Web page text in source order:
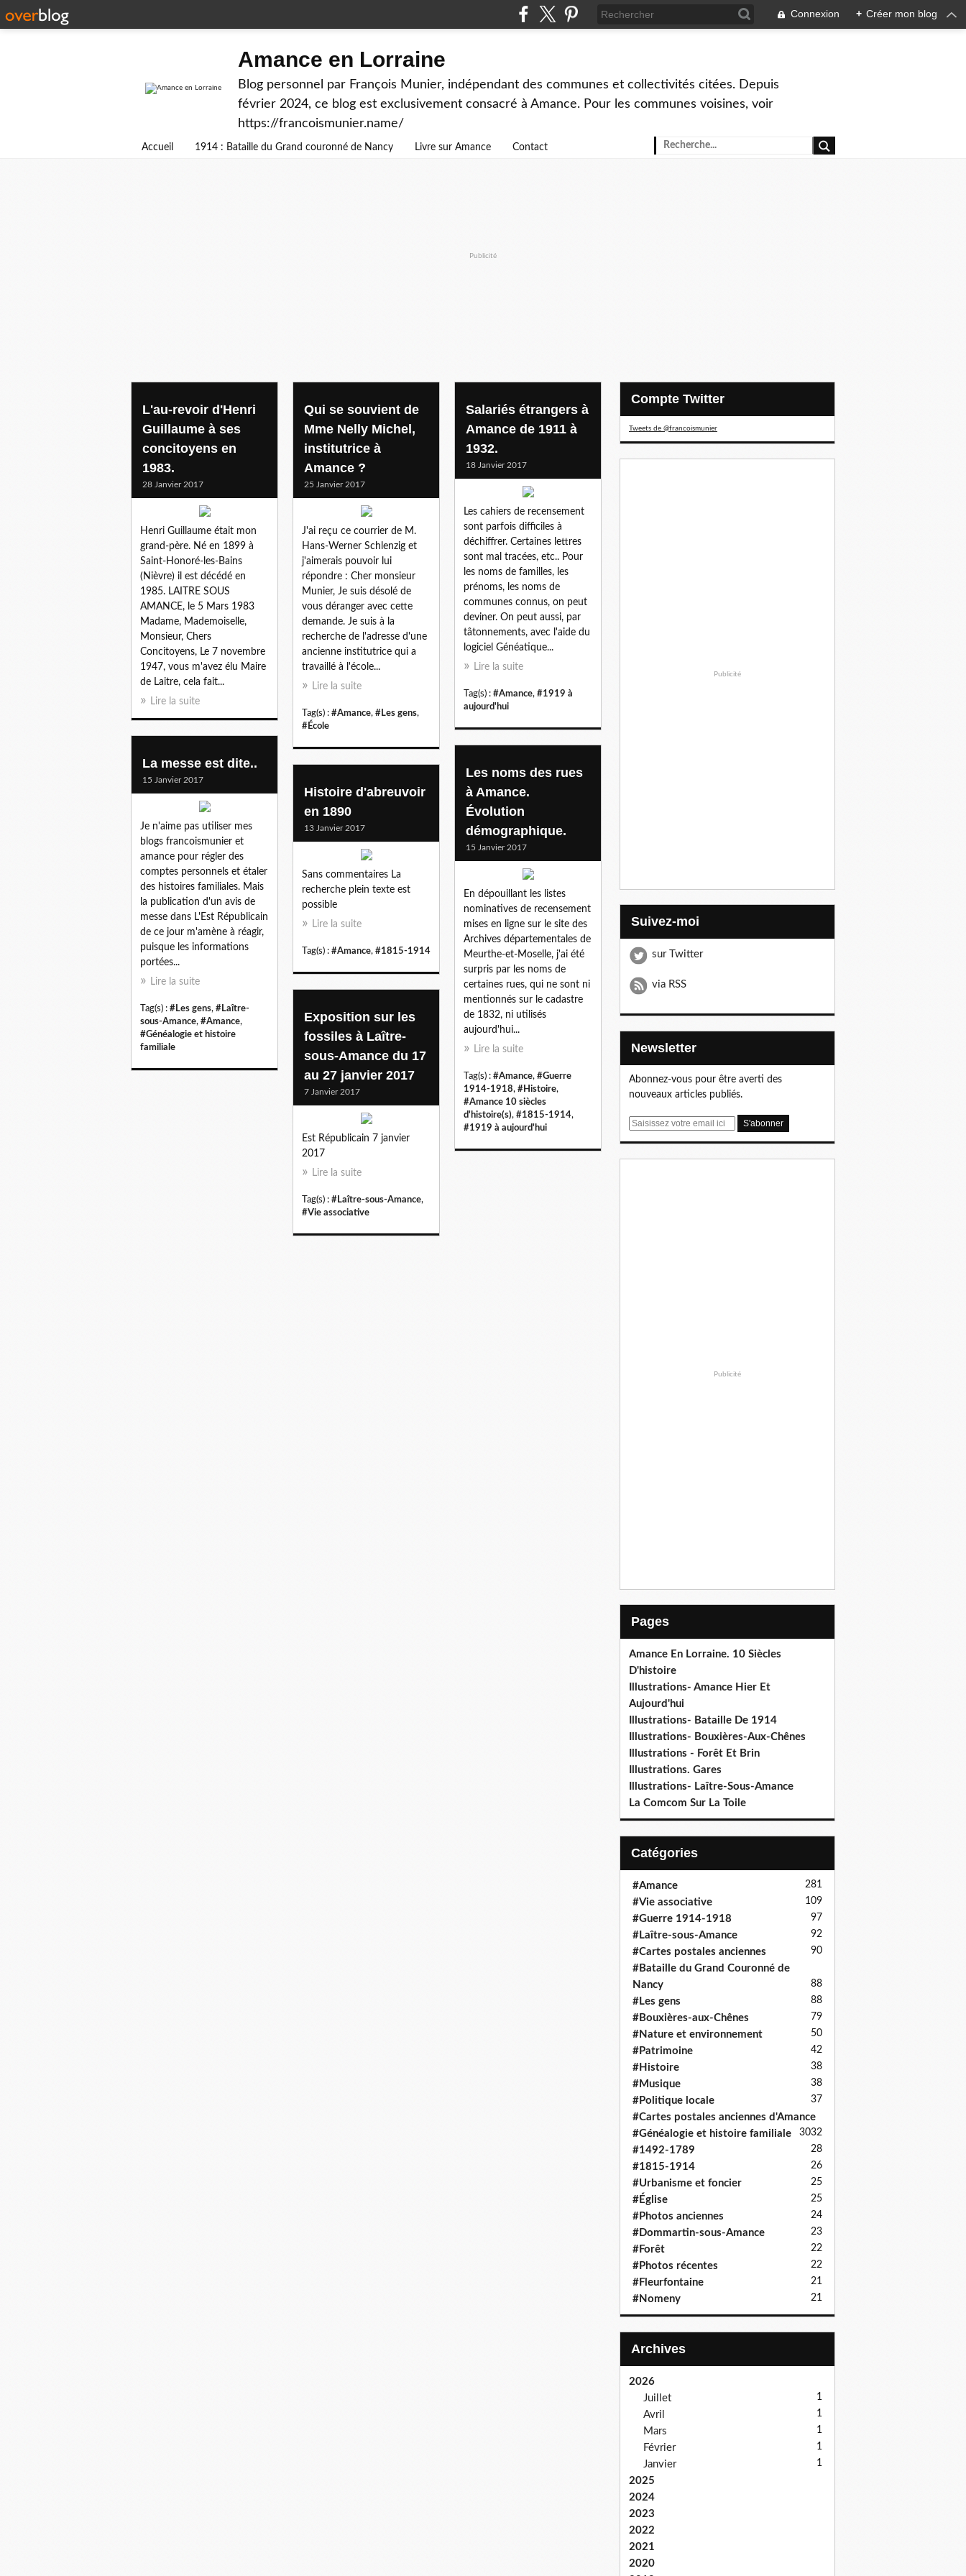
Connexion + Créer mon blog
Amance en Lorraine
Blog personnel par François Munier, indépendant des communes et collectivités citées. Depuis
février 2024, ce blog est exclusivement consacré à Amance. Pour les communes voisines, voir
https://francoismunier.name/
Accueil 1914 : Bataille du Grand couronné de Nancy Livre sur Amance Contact
Publicité
L'au-revoir d'Henri
Guillaume à ses
concitoyens en
1983.
28 Janvier 2017
Henri Guillaume était mon
grand-père. Né en 1899 à
Saint-Honoré-les-Bains
(Nièvre) il est décédé en
1985. LAITRE SOUS
AMANCE, le 5 Mars 1983
Madame, Mademoiselle,
Monsieur, Chers
Concitoyens, Le 7 novembre
1947, vous m'avez élu Maire
de Laitre, cela fait...
Lire la suite
Qui se souvient de
Mme Nelly Michel,
institutrice à
Amance ?
25 Janvier 2017
J'ai reçu ce courrier de M.
Hans-Werner Schlenzig et
j'aimerais pouvoir lui
répondre : Cher monsieur
Munier, Je suis désolé de
vous déranger avec cette
demande. Je suis à la
recherche de l'adresse d'une
ancienne institutrice qui a
travaillé à l'école...
Lire la suite
Tag(s) : #Amance, #Les gens,
#École
Salariés étrangers à
Amance de 1911 à
1932.
18 Janvier 2017
Les cahiers de recensement
sont parfois difficiles à
déchiffrer. Certaines lettres
sont mal tracées, etc.. Pour
les noms de familles, les
prénoms, les noms de
communes connus, on peut
deviner. On peut aussi, par
tâtonnements, avec l'aide du
logiciel Généatique...
Lire la suite
Tag(s) : #Amance, #1919 à
aujourd'hui
La messe est dite..
15 Janvier 2017
Je n'aime pas utiliser mes
blogs francoismunier et
amance pour régler des
comptes personnels et étaler
des histoires familiales. Mais
la publication d'un avis de
messe dans L'Est Républicain
de ce jour m'amène à réagir,
puisque les informations
portées...
Lire la suite
Tag(s) : #Les gens, #Laître-
sous-Amance, #Amance,
#Généalogie et histoire
familiale
Les noms des rues
à Amance.
Évolution
démographique.
15 Janvier 2017
En dépouillant les listes
nominatives de recensement
mises en ligne sur le site des
Archives départementales de
Meurthe-et-Moselle, j'ai été
surpris par les noms de
certaines rues, qui ne sont ni
mentionnés sur le cadastre
de 1832, ni utilisés
aujourd'hui...
Lire la suite
Tag(s) : #Amance, #Guerre
1914-1918, #Histoire,
#Amance 10 siècles
d'histoire(s), #1815-1914,
#1919 à aujourd'hui
Histoire d'abreuvoir
en 1890
13 Janvier 2017
Sans commentaires La
recherche plein texte est
possible
Lire la suite
Tag(s) : #Amance, #1815-1914
Exposition sur les
fossiles à Laître-
sous-Amance du 17
au 27 janvier 2017
7 Janvier 2017
Est Républicain 7 janvier
2017
Lire la suite
Tag(s) : #Laître-sous-Amance,
#Vie associative
Compte Twitter
Tweets de @francoismunier
Publicité
Suivez-moi
sur Twitter
via RSS
Newsletter
Abonnez-vous pour être averti des
nouveaux articles publiés.
E
Publicité
Pages
Amance En Lorraine. 10 Siècles
D'histoire
Illustrations- Amance Hier Et
Aujourd'hui
Illustrations- Bataille De 1914
Illustrations- Bouxières-Aux-Chênes
Illustrations - Forêt Et Brin
Illustrations. Gares
Illustrations- Laître-Sous-Amance
La Comcom Sur La Toile
Catégories
#Amance 281
#Vie associative 109
#Guerre 1914-1918 97
#Laître-sous-Amance 92
#Cartes postales anciennes 90
#Bataille du Grand Couronné de
Nancy
88
#Les gens 88
#Bouxières-aux-Chênes 79
#Nature et environnement 50
#Patrimoine 42
#Histoire 38
#Musique 38
#Politique locale 37
#Cartes postales anciennes d'Amance
32
#Généalogie et histoire familiale 30
#1492-1789 28
#1815-1914 26
#Urbanisme et foncier 25
#Église 25
#Photos anciennes 24
#Dommartin-sous-Amance 23
#Forêt 22
#Photos récentes 22
#Fleurfontaine 21
#Nomeny 21
Archives
2026
Juillet
1
Avril 1
Mars 1
Février 1
Janvier 1
2025
2024
2023
2022
2021
2020